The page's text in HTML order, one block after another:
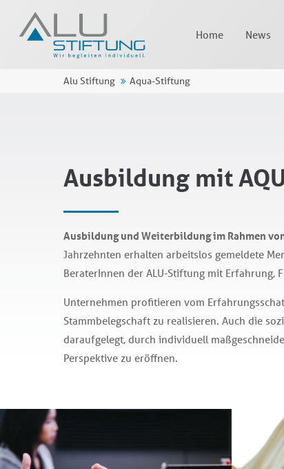
Home News
Alu Stiftung Aqua-Stiftung
Ausbildung mit
Ausbildung und Weiterbildung im Rahmen
Jahrzehnten erhalten arbeitslos gemeldete
BeraterInnen der ALU-Stiftung mit Erfahrung,
Unternehmen profitieren vom
Stammbelegschaft zu realisieren. Auch die
daraufgelegt, durch individuell
Perspektive zu eröffnen.